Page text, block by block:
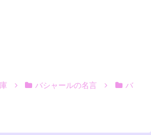
バシャールの名言
バ